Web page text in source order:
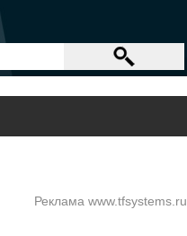
Реклама www.tfsystems.ru